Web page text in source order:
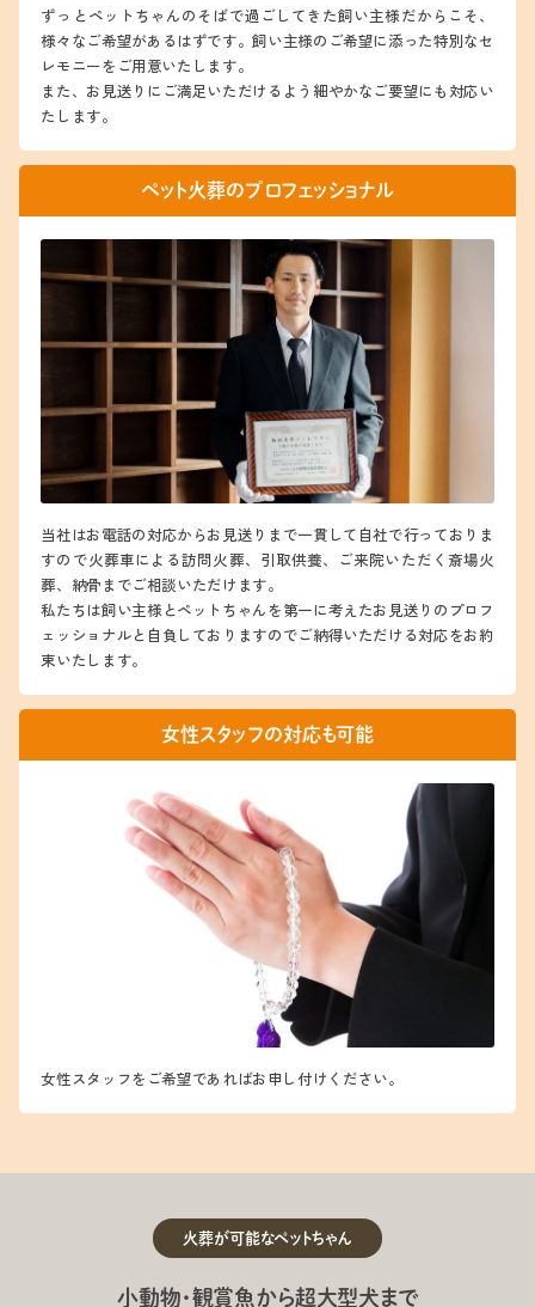
ずっとペットちゃんのそばで過ごしてきた飼い主様だからこそ、
様々なご希望があるはずです。飼い主様のご希望に添った特別なセ
レモニーをご用意いたします。
また、お見送りにご満足いただけるよう細やかなご要望にも対応い
たします。
ペット火葬のプロフェッショナル
当社はお電話の対応からお見送りまで一貫して自社で行っておりま
すので火葬車による訪問火葬、引取供養、ご来院いただく斎場火
葬、納骨までご相談いただけます。
私たちは飼い主様とペットちゃんを第一に考えたお見送りのプロフ
ェッショナルと自負しておりますのでご納得いただける対応をお約
束いたします。
女性スタッフの対応も可能
女性スタッフをご希望であればお申し付けください。
火葬が可能なペットちゃん
小動物・観賞魚から超大型犬まで